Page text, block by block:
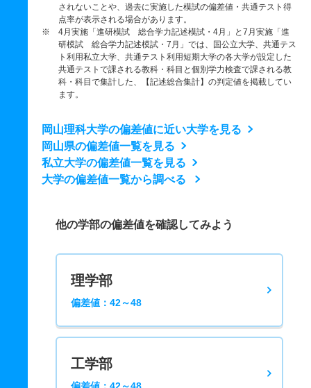
されないことや、過去に実施した模試の偏差値・共通テスト得
点率が表示される場合があります。
※ 4月実施「進研模試 総合学力記述模試・4月」と7月実施「進
研模試 総合学力記述模試・7月」では、国公立大学、共通テス
ト利用私立大学、共通テスト利用短期大学の各大学が設定した
共通テストで課される教科・科目と個別学力検査で課される教
科・科目で集計した、【記述総合集計】の判定値を掲載してい
ます。
岡山理科大学の偏差値に近い大学を見る
岡山県の偏差値一覧を見る
私立大学の偏差値一覧を見る
大学の偏差値一覧から調べる
他の学部の偏差値を確認してみよう
理学部
偏差値：42～48
工学部